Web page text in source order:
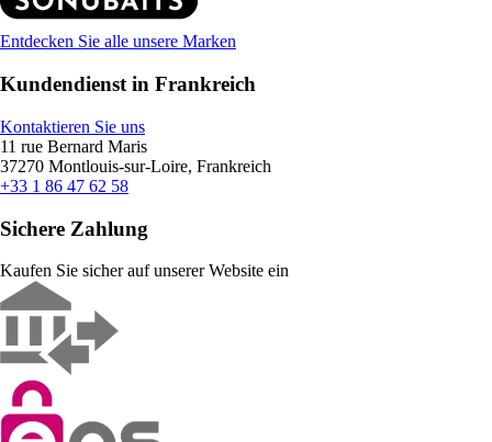
Entdecken Sie alle unsere Marken
Kundendienst in Frankreich
Kontaktieren Sie uns
11 rue Bernard Maris
37270 Montlouis-sur-Loire, Frankreich
+33 1 86 47 62 58
Sichere Zahlung
Kaufen Sie sicher auf unserer Website ein